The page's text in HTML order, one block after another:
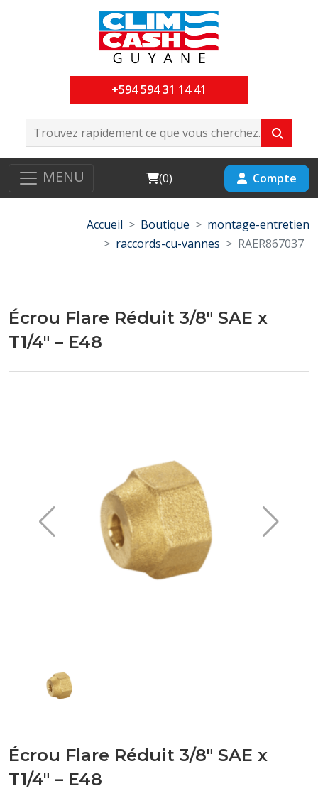
+594 594 31 14 41
MENU Cart
(0) Compte
Accueil Boutique
montage-entretien
raccords-cu-vannes
RAER867037
Écrou Flare Réduit 3/8" SAE x
T1/4" – E48
Écrou Flare Réduit 3/8" SAE x
T1/4" – E48